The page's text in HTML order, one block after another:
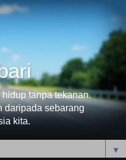
tanpa tekanan.
daripada sebarang
kita.
▼